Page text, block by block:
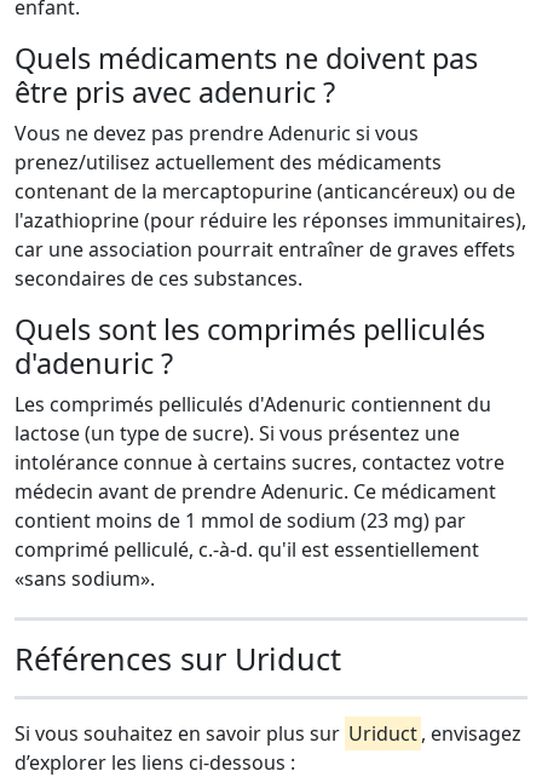
enfant.
Quels médicaments ne doivent pas
être pris avec adenuric ?
Vous ne devez pas prendre Adenuric si vous
prenez/utilisez actuellement des médicaments
contenant de la mercaptopurine (anticancéreux) ou de
l'azathioprine (pour réduire les réponses immunitaires),
car une association pourrait entraîner de graves effets
secondaires de ces substances.
Quels sont les comprimés pelliculés
d'adenuric ?
Les comprimés pelliculés d'Adenuric contiennent du
lactose (un type de sucre). Si vous présentez une
intolérance connue à certains sucres, contactez votre
médecin avant de prendre Adenuric. Ce médicament
contient moins de 1 mmol de sodium (23 mg) par
comprimé pelliculé, c.-à-d. qu'il est essentiellement
«sans sodium».
Références sur Uriduct
Si vous souhaitez en savoir plus sur Uriduct, envisagez
d’explorer les liens ci-dessous :